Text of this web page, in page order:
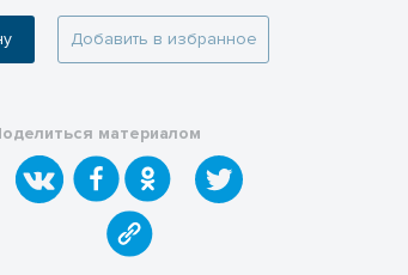
Добавить в избранное
материалом